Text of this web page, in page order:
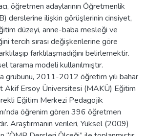
öğretmen adaylarının Öğretmenlik
derslerine ilişkin görüşlerinin cinsiyet,
düzeyi, anne-baba mesleği ve
tercih sırası değişkenlerine göre
farklılaşmadığını belirlemektir.
tarama modeli kullanılmıştır.
grubunu, 2011-2012 öğretim yılı bahar
Akif Ersoy Üniversitesi (MAKÜ) Eğitim
Eğitim Merkezi Pedagojik
öğrenim gören 396 öğretmen
Araştırmanın verileri, Yüksel (2009)